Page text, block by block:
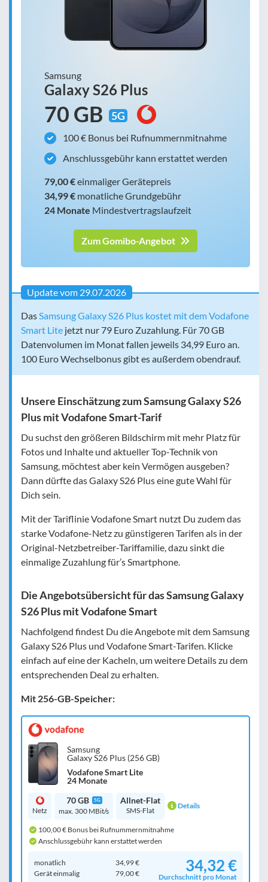
Samsung
Galaxy S26 Plus
70 GB 5G
100 € Bonus bei Rufnummernmitnahme
Anschlussgebühr kann erstattet werden
79,00 €einmaliger Gerätepreis
34,99 € monatliche Grundgebühr
24 Monate Mindestvertragslaufzeit
Zum Gomibo-Angebot
Update vom 29.07.2026
DasSamsung Galaxy S26 Plus kostet mit dem Vodafone
Smart Lite jetzt nur 79 Euro Zuzahlung. Für 70 GB
Datenvolumen im Monat fallen jeweils 34,99 Euro an.
100 Euro Wechselbonus gibt es außerdem obendrauf.
Unsere Einschätzung zum Samsung Galaxy S26
Plus mit Vodafone Smart-Tarif
Du suchst den größeren Bildschirm mit mehr Platz für
Fotos und Inhalte und aktueller Top-Technik von
Samsung, möchtest aber kein Vermögen ausgeben?
Dann dürfte das Galaxy S26 Plus eine gute Wahl für
Dich sein.
Mit der Tariflinie Vodafone Smart nutzt Du zudem das
starke Vodafone-Netz zu günstigeren Tarifen als in der
Original-Netzbetreiber-Tariffamilie, dazu sinkt die
einmalige Zuzahlung für’s Smartphone.
Die Angebotsübersicht für das Samsung Galaxy
S26 Plus mit Vodafone Smart
Nachfolgend findest Du die Angebote mit dem Samsung
Galaxy S26 Plus und Vodafone Smart-Tarifen. Klicke
einfach auf eine der Kacheln, um weitere Details zu dem
entsprechenden Deal zu erhalten.
Mit 256-GB-Speicher:
Samsung
Galaxy S26 Plus (256 GB)
Vodafone Smart Lite
24 Monate
Netz
70 GB 5G
max. 300 MBit/s
Allnet-Flat
SMS-Flat Details
100,00 € Bonus bei Rufnummernmitnahme
Anschlussgebühr kann erstattet werden
monatlich
34,99 €
Gerät einmalig
79,00 € 34,32 €
Durchschnitt pro Monat